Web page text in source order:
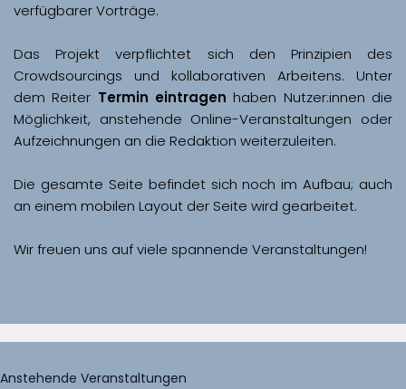
Das Projekt verpflichtet sich den Prinzipien des
Crowdsourcings und kollaborativen Arbeitens. Unter
dem Reiter Termin eintragen haben Nutzer:innen die
Möglichkeit, anstehende Online-Veranstaltungen oder
Aufzeichnungen an die Redaktion weiterzuleiten.
Die gesamte Seite befindet sich noch im Aufbau; auch
Wir freuen uns auf viele spannende Veranstaltungen!
Anstehende Veranstaltungen